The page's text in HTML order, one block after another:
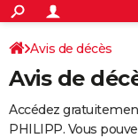
ACTUALITÉS
Politique
Société
Faits Divers
Education
Monde
Villes
+
SPORT
Coupe du monde 2026
Football
Tennis
Cyclisme
Rugby
Forum
Programme TV
TNT
Streaming
Cinéma
Sorties cinéma
Musique
+
FINANCE
Avis de décès
Avis de
Accédez
PHILIPP. Vous